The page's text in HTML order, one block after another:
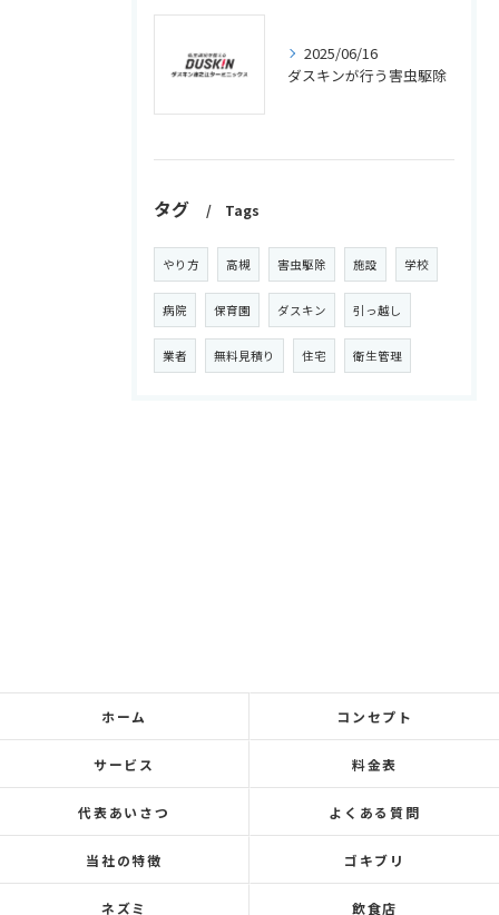
2025/06/16
ダスキンが行う害虫駆除
タグ Tags
やり方 高槻 害虫駆除 施設 学校
病院 保育園 ダスキン 引っ越し
業者 無料見積り 住宅 衛生管理
ホーム コンセプト
サービス 料金表
代表あいさつ よくある質問
当社の特徴 ゴキブリ
ネズミ 飲食店